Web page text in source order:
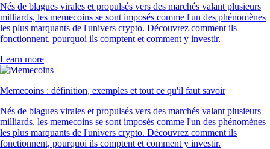
Nés de blagues virales et propulsés vers des marchés valant plusieurs
milliards, les memecoins se sont imposés comme l'un des phénomènes
les plus marquants de l'univers crypto. Découvrez comment ils
fonctionnent, pourquoi ils comptent et comment y investir.
Learn more
Memecoins : définition, exemples et tout ce qu'il faut savoir
Nés de blagues virales et propulsés vers des marchés valant plusieurs
milliards, les memecoins se sont imposés comme l'un des phénomènes
les plus marquants de l'univers crypto. Découvrez comment ils
fonctionnent, pourquoi ils comptent et comment y investir.